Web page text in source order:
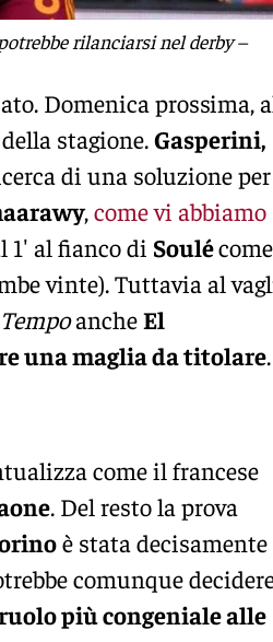
rilanciarsi nel derby –
Domenica prossima,
della stagione.Gasperini,
di una soluzione
,come vi abbiamo
al fianco di Soulécome
vinte). Tuttavia al
ancheEl
una maglia da titolare.
come il francese
. Del resto la prova
è stata decisamente
comunque
più congeniale alle